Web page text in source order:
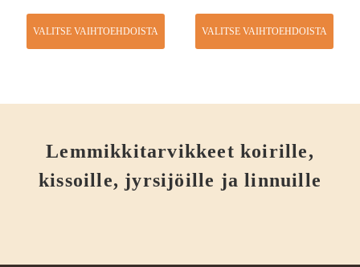
VALITSE VAIHTOEHDOISTA VALITSE VAIHTOEHDOISTA
Lemmikkitarvikkeet koirille,
kissoille, jyrsijöille ja linnuille